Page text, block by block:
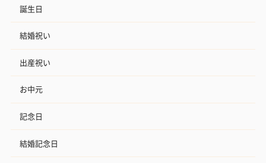
誕生日
結婚祝い
出産祝い
お中元
記念日
結婚記念日